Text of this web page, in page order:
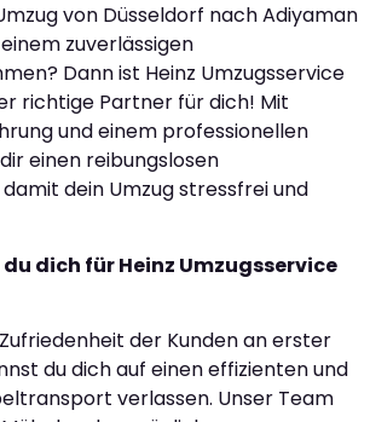
von Düsseldorf nach Adiyaman
zuverlässigen
Dann ist Heinz Umzugsservice
richtige Partner für dich! Mit
und einem professionellen
einen reibungslosen
damit dein Umzug stressfrei und
dich für Heinz Umzugsservice
der Kunden an erster
du dich auf einen effizienten und
verlassen. Unser Team